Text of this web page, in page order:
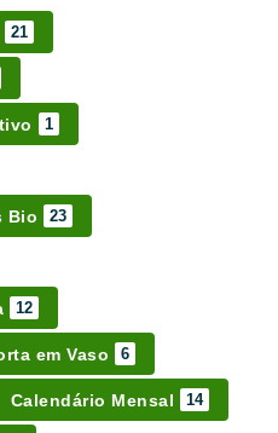
21
1
Bio 23
12
em Vaso 6
Calendário Mensal 14